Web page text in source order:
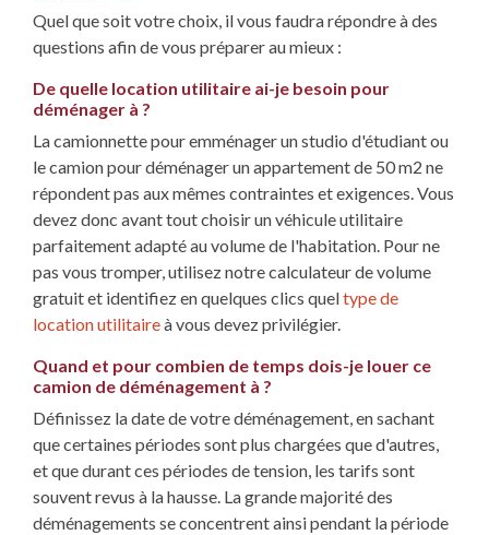
Quel que soit votre choix, il vous faudra répondre à des
questions afin de vous préparer au mieux :
De quelle location utilitaire ai-je besoin pour
déménager à ?
La camionnette pour emménager un studio d'étudiant ou
le camion pour déménager un appartement de 50 m2 ne
répondent pas aux mêmes contraintes et exigences. Vous
devez donc avant tout choisir un véhicule utilitaire
parfaitement adapté au volume de l'habitation. Pour ne
pas vous tromper, utilisez notre calculateur de volume
gratuit et identifiez en quelques clics queltype de
location utilitaireà vous devez privilégier.
Quand et pour combien de temps dois-je louer ce
camion de déménagement à ?
Définissez la date de votre déménagement, en sachant
que certaines périodes sont plus chargées que d'autres,
et que durant ces périodes de tension, les tarifs sont
souvent revus à la hausse. La grande majorité des
déménagements se concentrent ainsi pendant la période